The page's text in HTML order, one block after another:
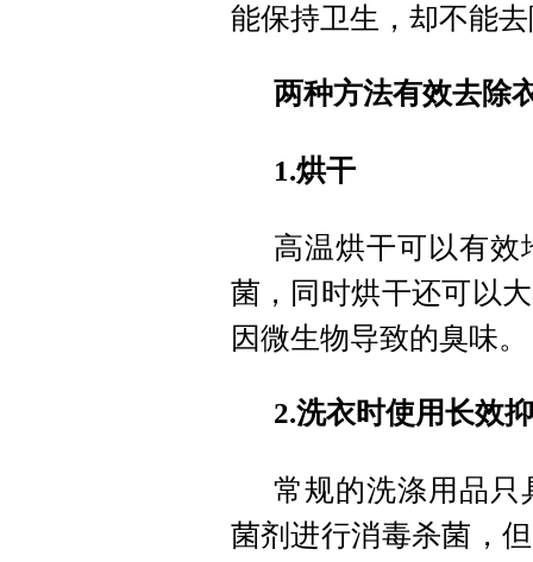
能保持卫生，却不能
两种方法有效去除
1.烘干
高温烘干可以有
菌，同时烘干还可以
因微生物导致的臭味。
2.洗衣时使用长效
常规的洗涤用品只
菌剂进行消毒杀菌，